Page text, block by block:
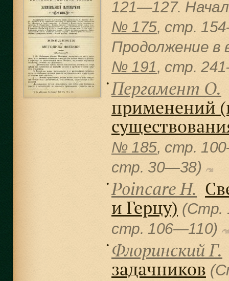
121—127.
№ 175, cтр.
Продолжение в
№ 191, cтр.
● Пергамент О.
применений
№ 185, cтр.
cтр. 30—38)
● Poincare H.
и Герцу) (Стр.
cтр. 106—110)
● Флоринский Г.
задачников